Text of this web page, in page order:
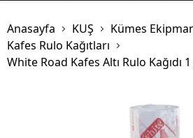
Anasayfa KUŞ
Kümes
Kafes Rulo Kağıtları
White Road Kafes Altı Rulo Kağıdı